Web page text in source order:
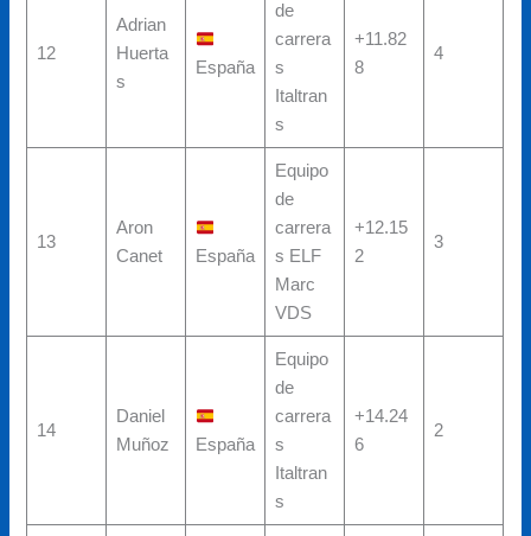
12
Adrian
Huerta
s
España
de
carrera
s
Italtran
s
+11.82
8
4
13
Aron
Canet
España
Equipo
de
carrera
s ELF
Marc
VDS
+12.15
2
3
14
Daniel
Muñoz
España
Equipo
de
carrera
s
Italtran
s
+14.24
6
2